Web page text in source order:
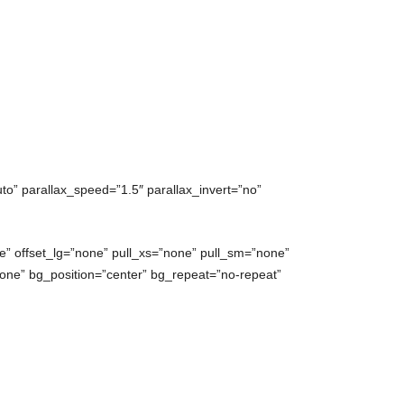
parallax_speed=”1.5″ parallax_invert=”no”
offset_lg=”none” pull_xs=”none” pull_sm=”none”
bg_position=”center” bg_repeat=”no-repeat”